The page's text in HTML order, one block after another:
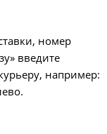
номер
введите
например: